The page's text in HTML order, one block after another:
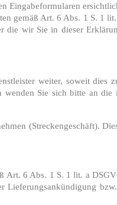
Eingabeformularen
gemäß Art. 6 Abs. 1 S. 1 lit.
die wir Sie in dieser
weiter, soweit dies
wenden Sie sich bitte an die
(Streckengeschäft).
Art. 6 Abs. 1 S. 1 lit. a
Lieferungsankündigung